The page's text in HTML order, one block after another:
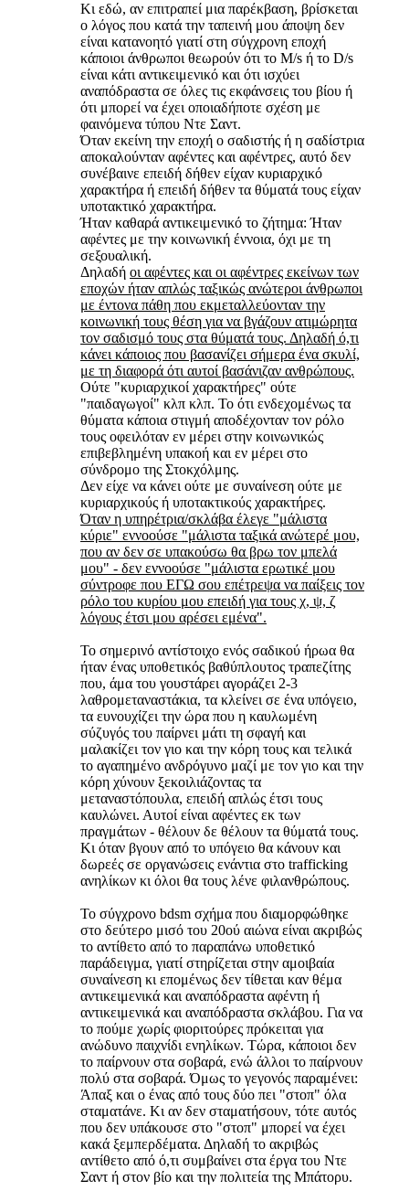
Κι εδώ, αν επιτραπεί μια παρέκβαση, βρίσκεται
ο λόγος που κατά την ταπεινή μου άποψη δεν
είναι κατανοητό γιατί στη σύγχρονη εποχή
κάποιοι άνθρωποι θεωρούν ότι το M/s ή το D/s
είναι κάτι αντικειμενικό και ότι ισχύει
αναπόδραστα σε όλες τις εκφάνσεις του βίου ή
ότι μπορεί να έχει οποιαδήποτε σχέση με
φαινόμενα τύπου Ντε Σαντ.
Όταν εκείνη την εποχή ο σαδιστής ή η σαδίστρια
αποκαλούνταν αφέντες και αφέντρες, αυτό δεν
συνέβαινε επειδή δήθεν είχαν κυριαρχικό
χαρακτήρα ή επειδή δήθεν τα θύματά τους είχαν
υποτακτικό χαρακτήρα.
Ήταν καθαρά αντικειμενικό το ζήτημα: Ήταν
αφέντες με την κοινωνική έννοια, όχι με τη
σεξουαλική.
Δηλαδή οι αφέντες και οι αφέντρες εκείνων των
εποχών ήταν απλώς ταξικώς ανώτεροι άνθρωποι
με έντονα πάθη που εκμεταλλεύονταν την
κοινωνική τους θέση για να βγάζουν ατιμώρητα
τον σαδισμό τους στα θύματά τους. Δηλαδή ό,τι
κάνει κάποιος που βασανίζει σήμερα ένα σκυλί,
με τη διαφορά ότι αυτοί βασάνιζαν ανθρώπους.
Ούτε "κυριαρχικοί χαρακτήρες" ούτε
"παιδαγωγοί" κλπ κλπ. Το ότι ενδεχομένως τα
θύματα κάποια στιγμή αποδέχονταν τον ρόλο
τους οφειλόταν εν μέρει στην κοινωνικώς
επιβεβλημένη υπακοή και εν μέρει στο
σύνδρομο της Στοκχόλμης.
Δεν είχε να κάνει ούτε με συναίνεση ούτε με
κυριαρχικούς ή υποτακτικούς χαρακτήρες.
Όταν η υπηρέτρια/σκλάβα έλεγε "μάλιστα
κύριε" εννοούσε "μάλιστα ταξικά ανώτερέ μου,
που αν δεν σε υπακούσω θα βρω τον μπελά
μου" - δεν εννοούσε "μάλιστα ερωτικέ μου
σύντροφε που ΕΓΩ σου επέτρεψα να παίξεις τον
ρόλο του κυρίου μου επειδή για τους χ, ψ, ζ
λόγους έτσι μου αρέσει εμένα".
Το σημερινό αντίστοιχο ενός σαδικού ήρωα θα
ήταν ένας υποθετικός βαθύπλουτος τραπεζίτης
που, άμα του γουστάρει αγοράζει 2-3
λαθρομεταναστάκια, τα κλείνει σε ένα υπόγειο,
τα ευνουχίζει την ώρα που η καυλωμένη
σύζυγός του παίρνει μάτι τη σφαγή και
μαλακίζει τον γιο και την κόρη τους και τελικά
το αγαπημένο ανδρόγυνο μαζί με τον γιο και την
κόρη χύνουν ξεκοιλιάζοντας τα
μεταναστόπουλα, επειδή απλώς έτσι τους
καυλώνει. Αυτοί είναι αφέντες εκ των
πραγμάτων - θέλουν δε θέλουν τα θύματά τους.
Κι όταν βγουν από το υπόγειο θα κάνουν και
δωρεές σε οργανώσεις ενάντια στο trafficking
ανηλίκων κι όλοι θα τους λένε φιλανθρώπους.
Το σύγχρονο bdsm σχήμα που διαμορφώθηκε
στο δεύτερο μισό του 20ού αιώνα είναι ακριβώς
το αντίθετο από το παραπάνω υποθετικό
παράδειγμα, γιατί στηρίζεται στην αμοιβαία
συναίνεση κι επομένως δεν τίθεται καν θέμα
αντικειμενικά και αναπόδραστα αφέντη ή
αντικειμενικά και αναπόδραστα σκλάβου. Για να
το πούμε χωρίς φιοριτούρες πρόκειται για
ανώδυνο παιχνίδι ενηλίκων. Τώρα, κάποιοι δεν
το παίρνουν στα σοβαρά, ενώ άλλοι το παίρνουν
πολύ στα σοβαρά. Όμως το γεγονός παραμένει:
Άπαξ και ο ένας από τους δύο πει "στοπ" όλα
σταματάνε. Κι αν δεν σταματήσουν, τότε αυτός
που δεν υπάκουσε στο "στοπ" μπορεί να έχει
κακά ξεμπερδέματα. Δηλαδή το ακριβώς
αντίθετο από ό,τι συμβαίνει στα έργα του Ντε
Σαντ ή στον βίο και την πολιτεία της Μπάτορυ.